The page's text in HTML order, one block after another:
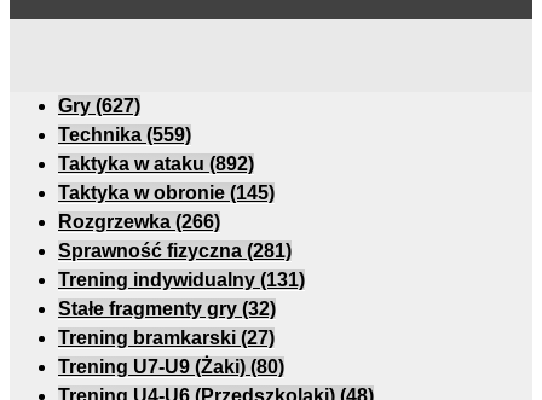
Gry (627)
Technika (559)
Taktyka w ataku (892)
Taktyka w obronie (145)
Rozgrzewka (266)
Sprawność fizyczna (281)
Trening indywidualny (131)
Stałe fragmenty gry (32)
Trening bramkarski (27)
Trening U7-U9 (Żaki) (80)
Trening U4-U6 (Przedszkolaki) (48)